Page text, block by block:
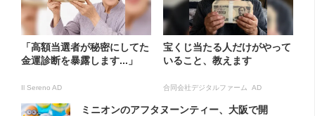
「高額当選者が秘密にしてた
金運診断を暴露します...」
Il Sereno AD
宝くじ当たる人だけがやって
いること、教えます
合同会社デジタルファーム AD
ミニオンのアフタヌーンティー、大阪で開